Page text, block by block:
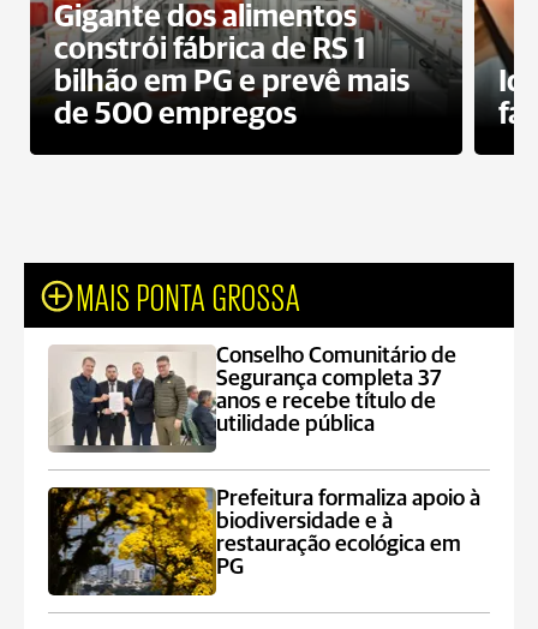
Gigante dos alimentos
constrói fábrica de RS 1
bilhão em PG e prevê mais
de 500 empregos
MAIS PONTA GROSSA
Conselho Comunitário de
Segurança completa 37
anos e recebe título de
utilidade pública
Prefeitura formaliza apoio à
biodiversidade e à
restauração ecológica em
PG